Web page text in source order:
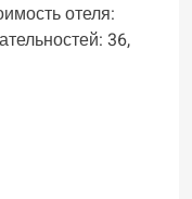
отеля:
36,